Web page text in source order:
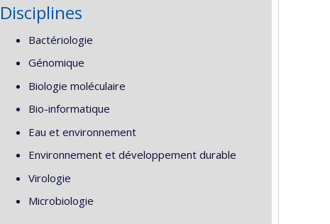
Disciplines
Bactériologie
Génomique
Biologie moléculaire
Bio-informatique
Eau et environnement
Environnement et développement durable
Virologie
Microbiologie